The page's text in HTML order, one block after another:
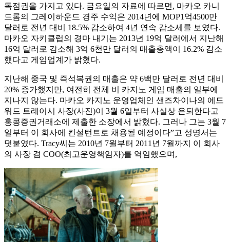
독점권을 가지고 있다. 금요일의 자료에 따르면, 마카오 카니
드롬의 그레이하운드 경주 수익은 2014년에 MOP1억4500만
달러로 전년 대비 18.5% 감소하여 4년 연속 감소세를 보였다.
마카오 자키클럽의 경마 내기는 2013년 19억 달러에서 지난해
16억 달러로 감소해 3억 6천만 달러의 매출총액이 16.2% 감소
했다고 게임업계가 밝혔다.
지난해 중국 및 즉석복권의 매출은 약 6백만 달러로 전년 대비
20% 증가했지만, 여전히 전체 비 카지노 게임 매출의 일부에
지나지 않는다. 마카오 카지노 운영업체인 샌즈차이나의 에드
워드 트레이시 사장(사진)이 3월 6일부터 사실상 은퇴한다고
홍콩증권거래소에 제출한 소장에서 밝혔다. 그러나 그는 3월 7
일부터 이 회사에 컨설턴트로 채용될 예정이다”고 성명서는
덧붙였다. Tracy씨는 2010년 7월부터 2011년 7월까지 이 회사
의 사장 겸 COO(최고운영책임자)를 역임했으며,